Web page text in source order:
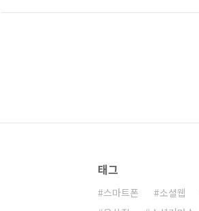
바로 입소문이 된다. 그 입소문은 블로그에 저장
태그
스마트폰 소셜웹